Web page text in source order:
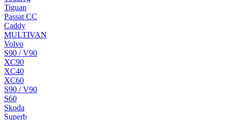
Tiguan
Passat CC
Caddy
MULTIVAN
Volvo
S90 / V90
XC90
XC40
XC60
S90 / V90
S60
Skoda
Superb